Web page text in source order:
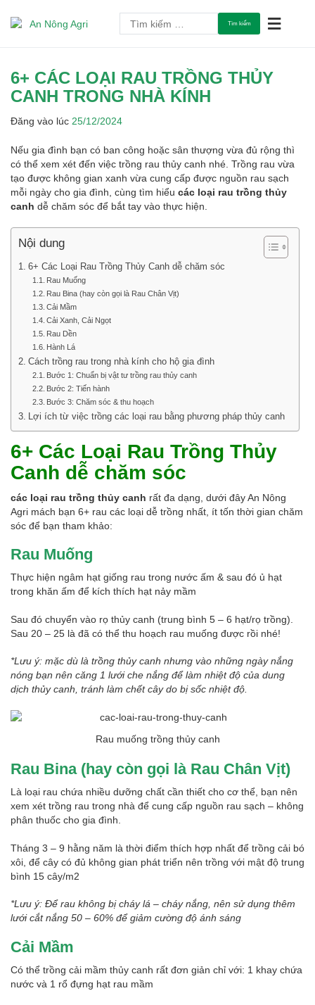
An Nông Agri
An Tâm Làm Nông
Tìm
kiếm
6+ CÁC LOẠI RAU TRỒNG THỦY
CANH TRONG NHÀ KÍNH
Đăng vào lúc 25/12/2024
Nếu gia đình bạn có ban công hoặc sân thượng vừa đủ rộng thì
có thể xem xét đến việc trồng rau thủy canh nhé. Trồng rau vừa
tạo được không gian xanh vừa cung cấp được nguồn rau sạch
mỗi ngày cho gia đình, cùng tìm hiểu các loại rau trồng thủy
canh dễ chăm sóc để bắt tay vào thực hiện.
Nội dung
6+ Các Loại Rau Trồng Thủy Canh dễ chăm sóc
Rau Muống
Rau Bina (hay còn gọi là Rau Chân Vịt)
Cải Mầm
Cải Xanh, Cải Ngọt
Rau Dền
Hành Lá
Cách trồng rau trong nhà kính cho hộ gia đình
Bước 1: Chuẩn bị vật tư trồng rau thủy canh
Bước 2: Tiến hành
Bước 3: Chăm sóc & thu hoạch
Lợi ích từ việc trồng các loại rau bằng phương pháp thủy canh
6+ Các Loại Rau Trồng Thủy
Canh dễ chăm sóc
các loại rau trồng thủy canh rất đa dạng, dưới đây An Nông
Agri mách bạn 6+ rau các loại dễ trồng nhất, ít tốn thời gian chăm
sóc để bạn tham khảo:
Rau Muống
Thực hiện ngâm hạt giống rau trong nước ấm & sau đó ủ hạt
trong khăn ấm để kích thích hạt nảy mầm
Sau đó chuyển vào rọ thủy canh (trung bình 5 – 6 hạt/rọ trồng).
Sau 20 – 25 là đã có thể thu hoạch rau muống được rồi nhé!
*Lưu ý: mặc dù là trồng thủy canh nhưng vào những ngày nắng
nóng bạn nên căng 1 lưới che nắng để làm nhiệt độ của dung
dịch thủy canh, tránh làm chết cây do bị sốc nhiệt độ.
Rau muống trồng thủy canh
Rau Bina (hay còn gọi là Rau Chân Vịt)
Là loại rau chứa nhiều dưỡng chất cần thiết cho cơ thể, bạn nên
xem xét trồng rau trong nhà để cung cấp nguồn rau sạch – không
phân thuốc cho gia đình.
Tháng 3 – 9 hằng năm là thời điểm thích hợp nhất để trồng cải bó
xôi, để cây có đủ không gian phát triển nên trồng với mật độ trung
bình 15 cây/m2
*Lưu ý: Để rau không bị cháy lá – cháy nắng, nên sử dụng thêm
lưới cắt nắng 50 – 60% để giảm cường độ ánh sáng
Cải Mầm
Có thể trồng cải mầm thủy canh rất đơn giản chỉ với: 1 khay chứa
nước và 1 rổ đựng hạt rau mầm